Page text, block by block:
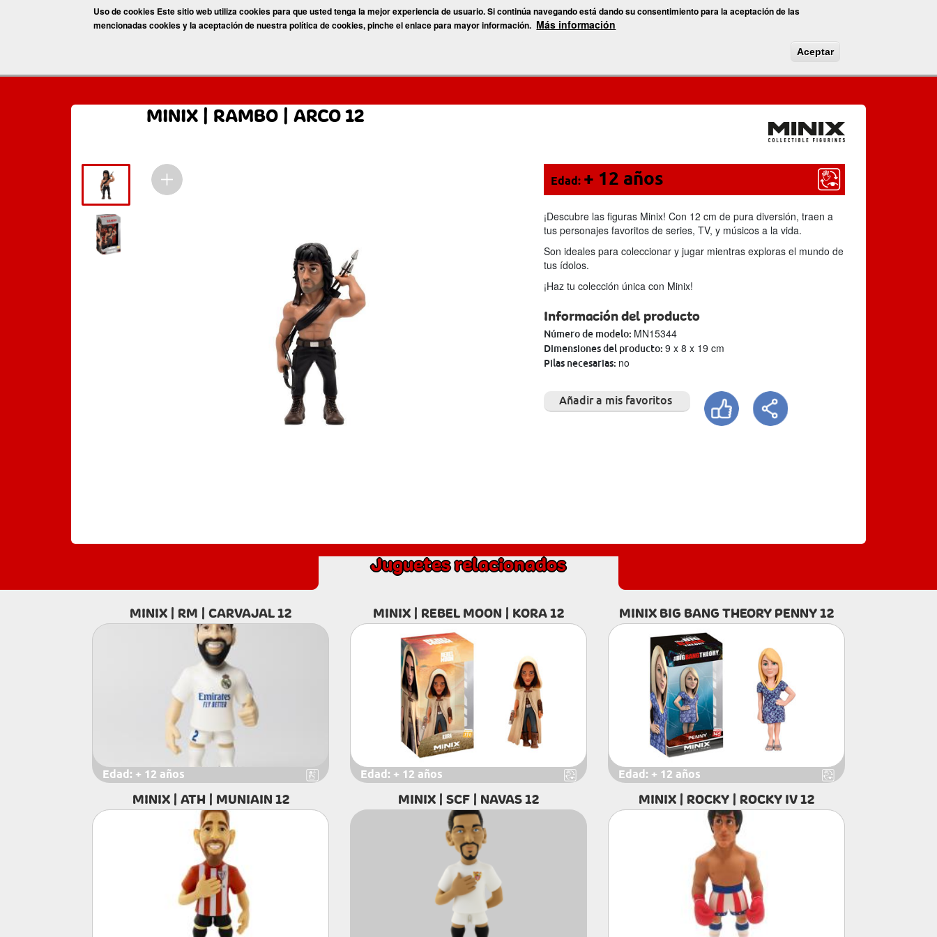
Uso de cookies Este sitio web utiliza cookies para que usted tenga la mejor experiencia de usuario. Si continúa navegando está dando su consentimiento para la aceptación de las
mencionadas cookies y la aceptación de nuestra política de cookies, pinche el enlace para mayor información. Más información
Aceptar
Juguetes Promociones Juegos Vídeos Nuestras marcas Blog
MINIX | RAMBO | ARCO 12
Edad: + 12 años
¡Descubre las figuras Minix! Con 12 cm de pura diversión, traen a
tus personajes favoritos de series, TV, y músicos a la vida.
Son ideales para coleccionar y jugar mientras exploras el mundo de
tus ídolos.
¡Haz tu colección única con Minix!
Información del producto
Número de modelo: MN15344
Dimensiones del producto: ‎9 x 8 x 19 cm
Pilas necesarias: no
Añadir a mis favoritos
Juguetes relacionados
MINIX | RM | CARVAJAL 12
Edad: + 12 años
MINIX | REBEL MOON | KORA 12
Edad: + 12 años
MINIX BIG BANG THEORY PENNY 12
Edad: + 12 años
MINIX | ATH | MUNIAIN 12 MINIX | SCF | NAVAS 12 MINIX | ROCKY | ROCKY IV 12